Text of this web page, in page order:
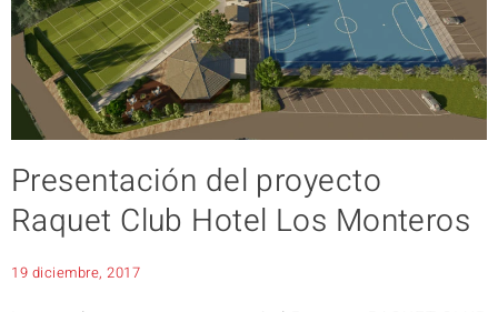
Presentación del proyecto
Raquet Club Hotel Los Monteros
19 diciembre, 2017